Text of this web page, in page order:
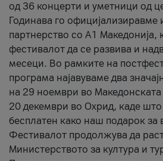
од 36 концерти и уметници од
Годинава го официјализиравме
партнерство со А1 Македонија,
фестивалот да се развива и
месеци. Во рамките на
програма најавуваме два
на 29 ноември во
20 декември во Охрид, каде што
бесплатен како наш подарок за
Фестивалот продолжува да
Министерството за култура и